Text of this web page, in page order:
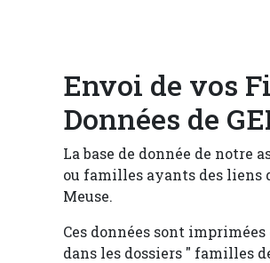
Blocs
Corps
Envoi de vos
Données de
La base de donnée de notre
ou familles ayants des liens
Meuse.
Ces données sont
dans les dossiers " familles